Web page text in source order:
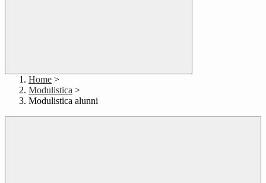
Home >
Modulistica >
Modulistica alunni